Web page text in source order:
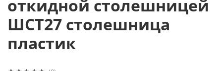
откидной столешницей
ШСТ27 столешница
пластик